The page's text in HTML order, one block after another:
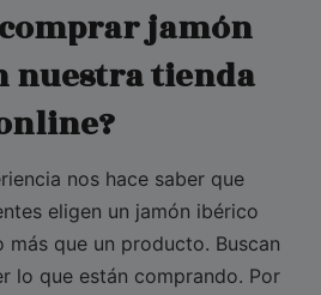
jamón
nuestra tienda
nos hace saber que
eligen un jamón ibérico
más que un producto. Buscan
lo que están comprando. Por